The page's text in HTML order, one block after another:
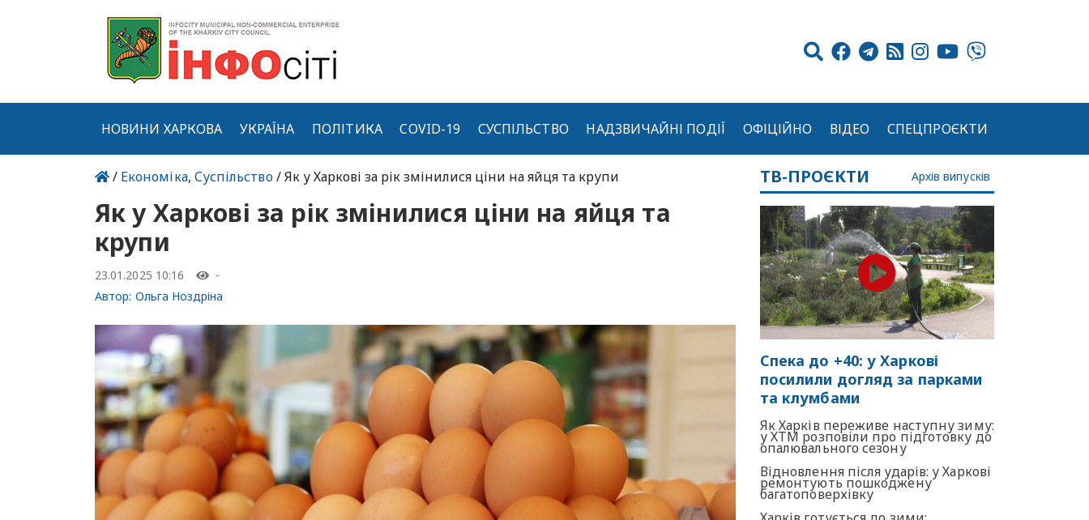
НОВИНИ ХАРКОВА УКРАЇНА ПОЛІТИКА COVID-19 СУСПІЛЬСТВО НАДЗВИЧАЙНІ ПОДІЇ ОФІЦІЙНО ВІДЕО СПЕЦПРОЄКТИ
/ Економіка, Суспільство/ Як у Харкові за рік змінилися ціни на яйця та крупи
Як у Харкові за рік змінилися ціни на яйця та
крупи
23.01.2025 10:16
-
Автор: Ольга Ноздріна
ТВ-ПРОЄКТИ Архів випусків
Спека до +40: у Харкові
посилили догляд за парками
та клумбами
Як Харків переживе наступну зиму:
у ХТМ розповіли про підготовку до
опалювального сезону
Відновлення після ударів: у Харкові
ремонтують пошкоджену
багатоповерхівку